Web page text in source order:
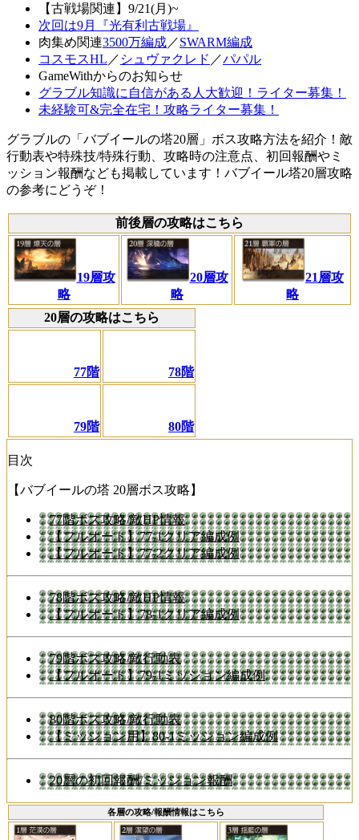
【古戦場関連】9/21(月)~
次回は9月『光有利古戦場』
肉集め関連3500万編成／SWARM編成
コスモスHL ／ シュヴァクレド ／パパル
GameWithからのお知らせ
グラブル知識に自信がある人大歓迎！ライター募集！
未経験可&完全在宅！攻略ライター募集！
グラブルの「バブイールの塔20層」ボス攻略方法を紹介！敵
行動表や特殊技/特殊行動、攻略時の注意点、初回報酬やミ
ッション報酬なども掲載しています！バブイール塔20層攻略
の参考にどうぞ！
前後層の攻略はこちら
19層攻
略
20層攻
略
21層攻
略
20層の攻略はこちら
77階 78階
79階 80階
目次
【バブイールの塔 20層ボス攻略】
77階ボス攻略/敵HP情報
【フルオート】77-1クリア編成例
【フルオート】77-2クリア編成例
78階ボス攻略/敵HP情報
【フルオート】78-1クリア編成例
79階ボス攻略/敵行動表
【フルオート】79-1ミッション編成例
80階ボス攻略/敵行動表
【ミッション用】80-1ミッション編成例
20層の初回報酬/ミッション報酬
各層の攻略/報酬情報はこちら